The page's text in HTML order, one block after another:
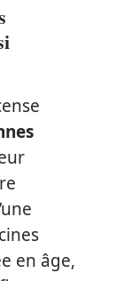
en âge,